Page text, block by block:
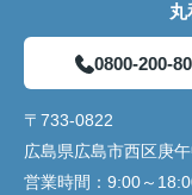
丸
0800-200-
〒733-0822
広島県広島市西区庚
営業時間： 9:00～